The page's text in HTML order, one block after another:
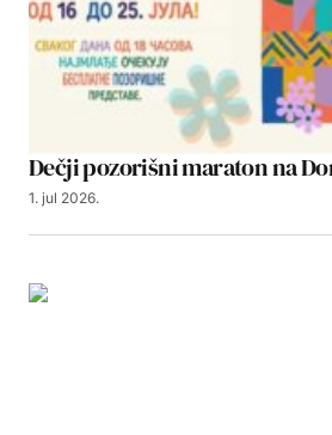
Dečji pozorišni maraton na
1. jul 2026.